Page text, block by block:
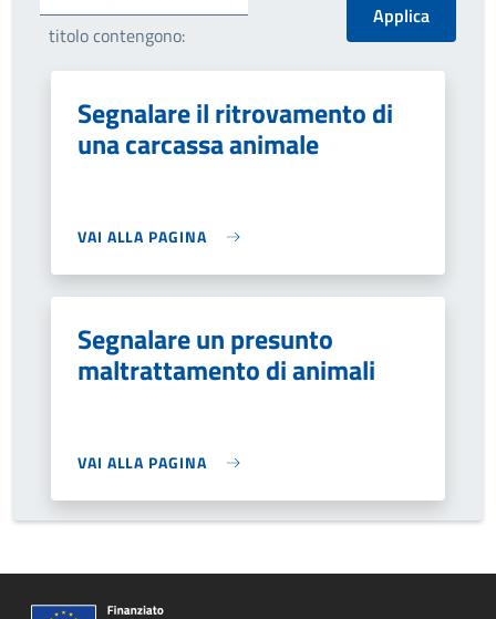
titolo contengono:
Segnalare il ritrovamento di
una carcassa animale
VAI ALLA PAGINA
Segnalare un presunto
maltrattamento di animali
VAI ALLA PAGINA